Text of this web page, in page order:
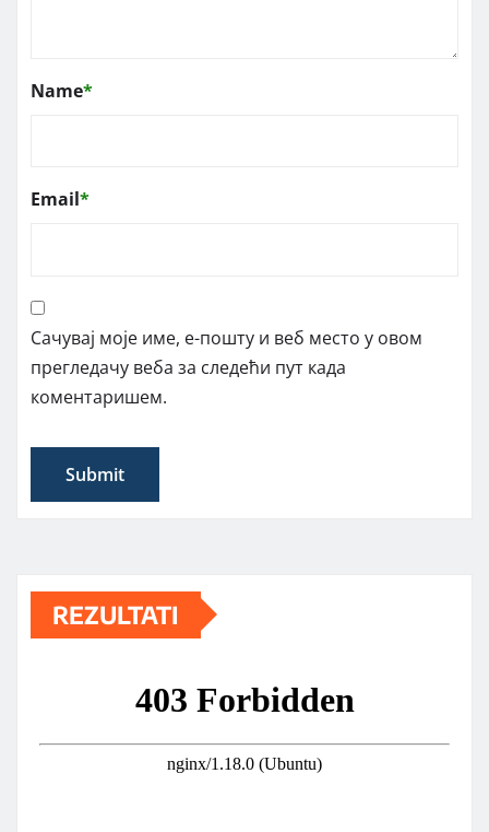
Name*
Email*
Сачувај моје име, е-пошту и веб место у овом
прегледачу веба за следећи пут када
коментаришем.
REZULTATI